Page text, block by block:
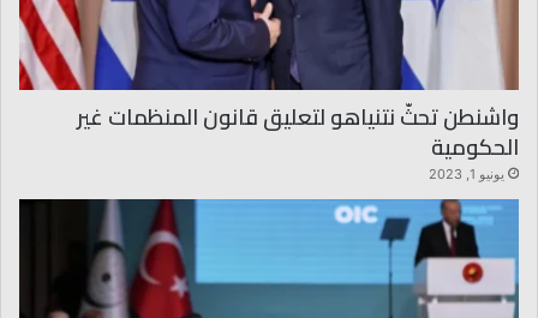
واشنطن تحثّ نتنياهو لتعليق قانون المنظمات غير
الحكومية
يونيو 1, 2023